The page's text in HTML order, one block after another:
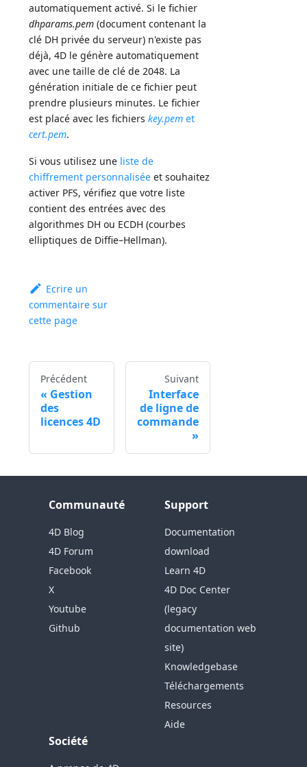
automatiquement activé. Si le fichier
dhparams.pem (document contenant la
clé DH privée du serveur) n'existe pas
déjà, 4D le génère automatiquement
avec une taille de clé de 2048. La
génération initiale de ce fichier peut
prendre plusieurs minutes. Le fichier
est placé avec les fichierskey.pem et
cert.pem.
Si vous utilisez une liste de
chiffrement personnalisée et souhaitez
activer PFS, vérifiez que votre liste
contient des entrées avec des
algorithmes DH ou ECDH (courbes
elliptiques de Diffie–Hellman).
Ecrire un
commentaire sur
cette page
Précédent
Gestion
des
licences 4D
Suivant
Interface
de ligne de
commande
Communauté
4D Blog
4D Forum
Facebook
X
Youtube
Github
Support
Documentation
download
Learn 4D
4D Doc Center
(legacy
documentation web
site)
Knowledgebase
Téléchargements
Resources
Aide
Société